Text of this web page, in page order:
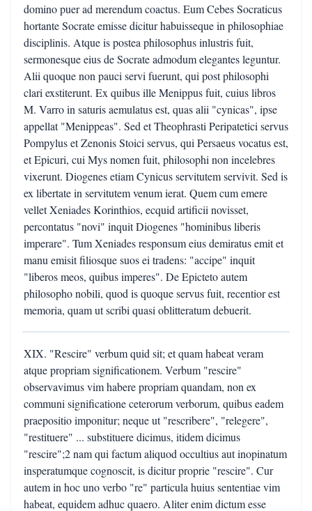
domino puer ad merendum coactus. Eum Cebes Socraticus
hortante Socrate emisse dicitur habuisseque in philosophiae
disciplinis. Atque is postea philosophus inlustris fuit,
sermonesque eius de Socrate admodum elegantes leguntur.
Alii quoque non pauci servi fuerunt, qui post philosophi
clari exstiterunt. Ex quibus ille Menippus fuit, cuius libros
M. Varro in saturis aemulatus est, quas alii "cynicas", ipse
appellat "Menippeas". Sed et Theophrasti Peripatetici servus
Pompylus et Zenonis Stoici servus, qui Persaeus vocatus est,
et Epicuri, cui Mys nomen fuit, philosophi non incelebres
vixerunt. Diogenes etiam Cynicus servitutem servivit. Sed is
ex libertate in servitutem venum ierat. Quem cum emere
vellet Xeniades Korinthios, ecquid artificii novisset,
percontatus "novi" inquit Diogenes "hominibus liberis
imperare". Tum Xeniades responsum eius demiratus emit et
manu emisit filiosque suos ei tradens: "accipe" inquit
"liberos meos, quibus imperes". De Epicteto autem
philosopho nobili, quod is quoque servus fuit, recentior est
memoria, quam ut scribi quasi oblitteratum debuerit.
XIX. "Rescire" verbum quid sit; et quam habeat veram
atque propriam significationem. Verbum "rescire"
observavimus vim habere propriam quandam, non ex
communi significatione ceterorum verborum, quibus eadem
praepositio imponitur; neque ut "rescribere", "relegere",
"restituere" ... substituere dicimus, itidem dicimus
"rescire";2 nam qui factum aliquod occultius aut inopinatum
insperatumque cognoscit, is dicitur proprie "rescire". Cur
autem in hoc uno verbo "re" particula huius sententiae vim
habeat, equidem adhuc quaero. Aliter enim dictum esse